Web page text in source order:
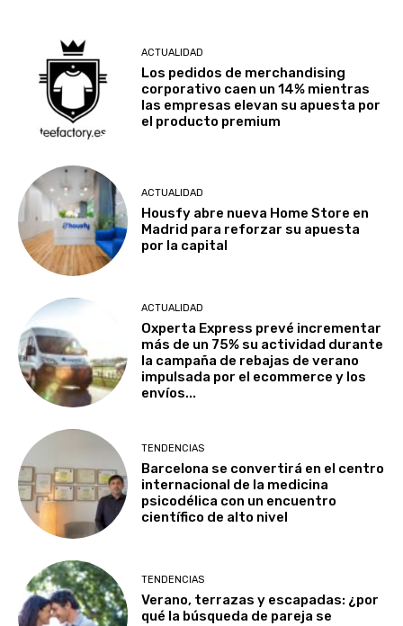
ACTUALIDAD
Los pedidos de merchandising
corporativo caen un 14% mientras
las empresas elevan su apuesta por
el producto premium
ACTUALIDAD
Housfy abre nueva Home Store en
Madrid para reforzar su apuesta
por la capital
ACTUALIDAD
Oxperta Express prevé incrementar
más de un 75% su actividad durante
la campaña de rebajas de verano
impulsada por el ecommerce y los
envíos...
TENDENCIAS
Barcelona se convertirá en el centro
internacional de la medicina
psicodélica con un encuentro
científico de alto nivel
TENDENCIAS
Verano, terrazas y escapadas: ¿por
qué la búsqueda de pareja se